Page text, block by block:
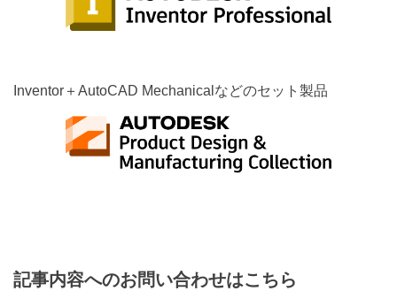
Inventor＋AutoCAD Mechanicalなどのセット製品
記事内容へのお問い合わせはこちら